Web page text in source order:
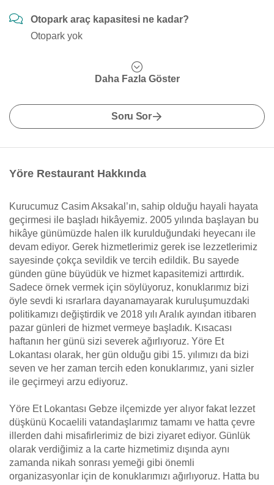
Otopark araç kapasitesi ne kadar?
Otopark yok
Daha Fazla Göster
Soru Sor
Yöre Restaurant Hakkında
Kurucumuz Casim Aksakal’ın, sahip olduğu hayali hayata
geçirmesi ile başladı hikâyemiz. 2005 yılında başlayan bu
hikâye günümüzde halen ilk kurulduğundaki heyecanı ile
devam ediyor. Gerek hizmetlerimiz gerek ise lezzetlerimiz
sayesinde çokça sevildik ve tercih edildik. Bu sayede
günden güne büyüdük ve hizmet kapasitemizi arttırdık.
Sadece örnek vermek için söylüyoruz, konuklarımız bizi
öyle sevdi ki ısrarlara dayanamayarak kuruluşumuzdaki
politikamızı değiştirdik ve 2018 yılı Aralık ayından itibaren
pazar günleri de hizmet vermeye başladık. Kısacası
haftanın her günü sizi severek ağırlıyoruz. Yöre Et
Lokantası olarak, her gün olduğu gibi 15. yılımızı da bizi
seven ve her zaman tercih eden konuklarımız, yani sizler
ile geçirmeyi arzu ediyoruz.
Yöre Et Lokantası Gebze ilçemizde yer alıyor fakat lezzet
düşkünü Kocaelili vatandaşlarımız tamamı ve hatta çevre
illerden dahi misafirlerimiz de bizi ziyaret ediyor. Günlük
olarak verdiğimiz a la carte hizmetimiz dışında aynı
zamanda nikah sonrası yemeği gibi önemli
organizasyonlar için de konuklarımızı ağırlıyoruz. Hatta bu